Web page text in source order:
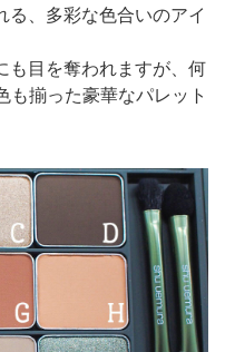
る、多彩な色合いのアイ
も目を奪われますが、何
も揃った豪華なパレット